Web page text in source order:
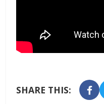
SHARE THIS: